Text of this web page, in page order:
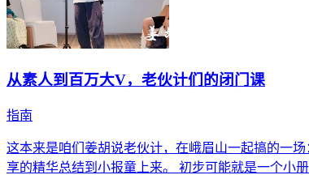
从素人到百万大V，老伙计们的闭门课
指南
这本来是咱们姜胡说老伙计，在峨眉山一起搞的一
享的精华总结到小报童上来。 初步可能就是一个小